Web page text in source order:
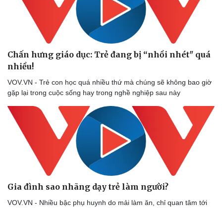
Chấn hưng giáo dục: Trẻ đang bị “nhồi nhét" quá
nhiều!
VOV.VN - Trẻ con học quá nhiều thứ mà chúng sẽ không bao giờ
gặp lại trong cuộc sống hay trong nghề nghiệp sau này
Gia đình sao nhãng dạy trẻ làm người?
VOV.VN - Nhiều bậc phụ huynh do mải làm ăn, chỉ quan tâm tới